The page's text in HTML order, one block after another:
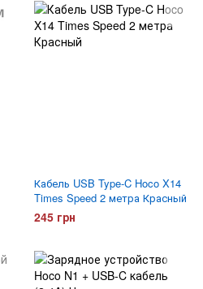
Кабель USB Type-C Hoco X14
Times Speed 2 метра Красный
245 грн